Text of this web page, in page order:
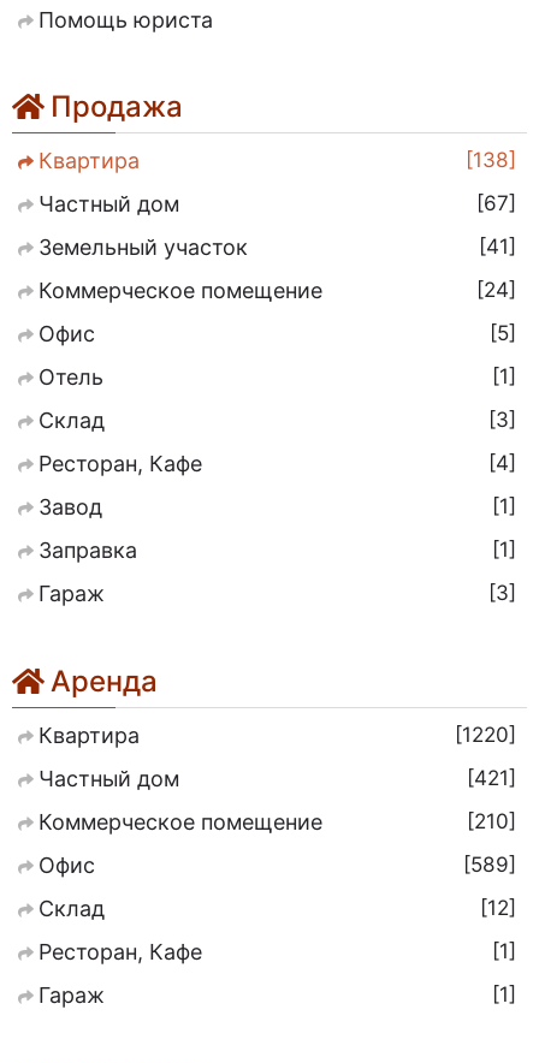
Помощь юриста
Продажа
Квартира
138
Частный дом
67
Земельный участок
41
Коммерческое помещение
24
Офис
5
Отель
1
Склад
3
Ресторан, Кафе
4
Завод
1
Заправка
1
Гараж
3
Аренда
Квартира
1220
Частный дом
421
Коммерческое помещение
210
Офис
589
Склад
12
Ресторан, Кафе
1
Гараж
1